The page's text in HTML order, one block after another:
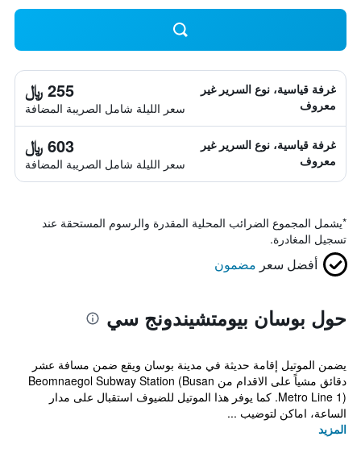
غرفة قياسية، نوع السرير غير
معروف
255 ﷼
سعر الليلة شامل الصريبة المضافة
غرفة قياسية، نوع السرير غير
معروف
603 ﷼
سعر الليلة شامل الصريبة المضافة
*يشمل المجموع الضرائب المحلية المقدرة والرسوم المستحقة عند
تسجيل المغادرة.
أفضل سعر مضمون
حول بوسان بيومتشيندونج سي
يضمن الموتيل إقامة حديثة في مدينة بوسان ويقع ضمن مسافة عشر
دقائق مشياً على الاقدام من Beomnaegol Subway Station (Busan
Metro Line 1). كما يوفر هذا الموتيل للضيوف استقبال على مدار
الساعة، اماكن لتوضيب ...
المزيد